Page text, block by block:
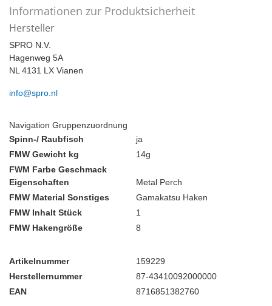
Informationen zur Produktsicherheit
Hersteller
SPRO N.V.
Hagenweg 5A
NL 4131 LX Vianen
info@spro.nl
Navigation Gruppenzuordnung
Spinn-/ Raubfisch
ja
FMW Gewicht kg
14g
FWM Farbe Geschmack
Eigenschaften
Metal Perch
FMW Material Sonstiges
Gamakatsu Haken
FMW Inhalt Stück
1
FMW Hakengröße
8
Artikelnummer
159229
Herstellernummer
87-43410092000000
EAN
8716851382760